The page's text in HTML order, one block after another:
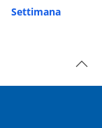
Settimana